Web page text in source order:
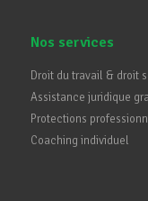
Nos services
Droit du travail & droit
Assistance juridique
Protections
Coaching individuel